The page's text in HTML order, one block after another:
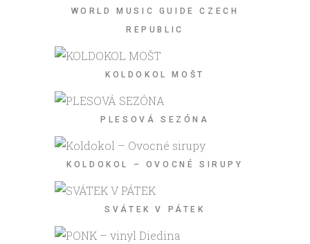
WORLD MUSIC GUIDE CZECH
REPUBLIC
KOLDOKOL MOŠT
PLESOVÁ SEZÓNA
KOLDOKOL – OVOCNÉ SIRUPY
SVÁTEK V PÁTEK